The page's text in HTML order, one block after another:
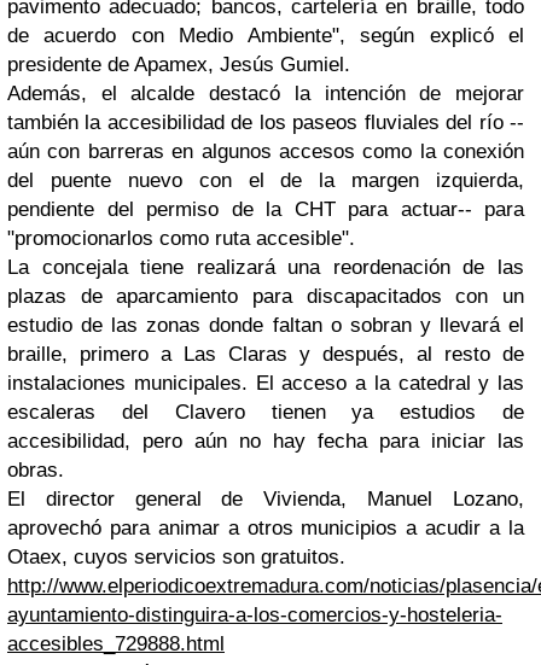
pavimento adecuado; bancos, cartelería en braille, todo
de acuerdo con Medio Ambiente", según explicó el
presidente de Apamex, Jesús Gumiel.
Además, el alcalde destacó la intención de mejorar
también la accesibilidad de los paseos fluviales del río --
aún con barreras en algunos accesos como la conexión
del puente nuevo con el de la margen izquierda,
pendiente del permiso de la CHT para actuar-- para
"promocionarlos como ruta accesible".
La concejala tiene realizará una reordenación de las
plazas de aparcamiento para discapacitados con un
estudio de las zonas donde faltan o sobran y llevará el
braille, primero a Las Claras y después, al resto de
instalaciones municipales. El acceso a la catedral y las
escaleras del Clavero tienen ya estudios de
accesibilidad, pero aún no hay fecha para iniciar las
obras.
El director general de Vivienda, Manuel Lozano,
aprovechó para animar a otros municipios a acudir a la
Otaex, cuyos servicios son gratuitos.
http://www.elperiodicoextremadura.com/noticias/
ayuntamiento-distinguira-a-los-comercios-y-hosteleria-
accesibles_729888.html